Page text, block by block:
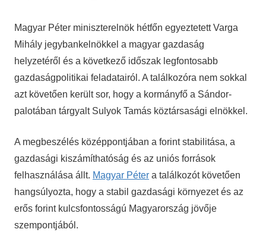
Hírek
Magyar Péter miniszterelnök hétfőn egyeztetett Varga
Mihály jegybankelnökkel a magyar gazdaság
helyzetéről és a következő időszak legfontosabb
gazdaságpolitikai feladatairól. A találkozóra nem sokkal
azt követően került sor, hogy a kormányfő a Sándor-
palotában tárgyalt Sulyok Tamás köztársasági elnökkel.
A megbeszélés középpontjában a forint stabilitása, a
gazdasági kiszámíthatóság és az uniós források
felhasználása állt. Magyar Péter a találkozót követően
hangsúlyozta, hogy a stabil gazdasági környezet és az
erős forint kulcsfontosságú Magyarország jövője
szempontjából.